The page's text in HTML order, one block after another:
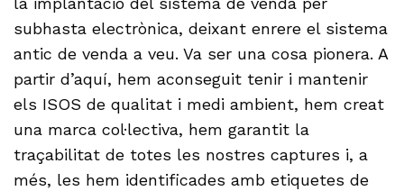
subhasta electrònica, deixant enrere el sistema
antic de venda a veu. Va ser una cosa pionera. A
partir d’aquí, hem aconseguit tenir i mantenir
els ISOS de qualitat i medi ambient, hem creat
una marca col·lectiva, hem garantit la
traçabilitat de totes les nostres captures i, a
més, les hem identificades amb etiquetes de